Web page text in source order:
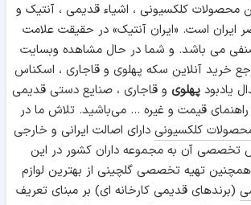
محصولات کلکسیونی ، اشیاء قدیمی ، آنتیک و
ایران است. «ایران آنتیک» در حقیقت علامت
می باشد. و شما در حال مشاهده وبسایت
خرید آنلاین سکه پهلوی و قاجاری ، اسکناس
یادبودپهلوی و قاجاری ، صنایع دستی قدیمی
قیمت و غیره ... می‌باشید. تلاش ما در
کلکسیونی دارای اصالت ایرانی و خارجی
تخصصی آن به مجموعه داران کشور در این
تهیه تخصصی گلچینی از بهترین لوازم
(برندهای قدیمی کارخانه ای) بر مبنای تعریف